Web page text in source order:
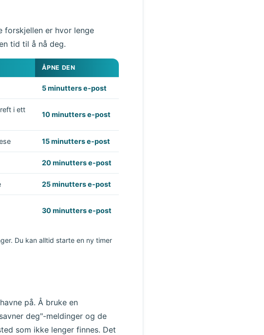
forskjellen er hvor lenge
tid til å nå deg.
ÅPNE DEN
5 minutters e-post
i ett
10 minutters e-post
15 minutters e-post
20 minutters e-post
25 minutters e-post
30 minutters e-post
Du kan alltid starte en ny timer
på. Å bruke en
deg"-meldinger og de
som ikke lenger finnes. Det